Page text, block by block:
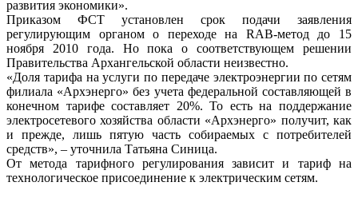
развития экономики».
Приказом ФСТ установлен срок подачи заявления
регулирующим органом о переходе на RAB-метод до 15
ноября 2010 года. Но пока о соответствующем решении
Правительства Архангельской области неизвестно.
«Доля тарифа на услуги по передаче электроэнергии по сетям
филиала «Архэнерго» без учета федеральной составляющей в
конечном тарифе составляет 20%. То есть на поддержание
электросетевого хозяйства области «Архэнерго» получит, как
и прежде, лишь пятую часть собираемых с потребителей
средств», – уточнила Татьяна Синица.
От метода тарифного регулирования зависит и тариф на
технологическое присоединение к электрическим сетям.